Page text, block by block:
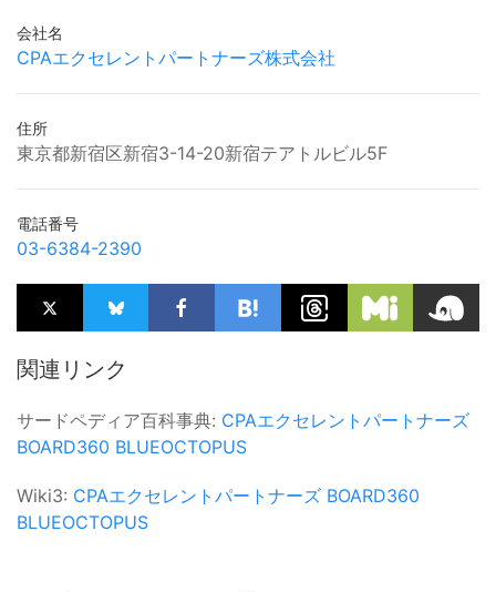
会社名
CPAエクセレントパートナーズ株式会社
住所
東京都新宿区新宿3-14-20新宿テアトルビル5F
電話番号
03-6384-2390
関連リンク
サードペディア百科事典: CPAエクセレントパートナーズ
BOARD360 BLUEOCTOPUS
Wiki3: CPAエクセレントパートナーズ BOARD360
BLUEOCTOPUS